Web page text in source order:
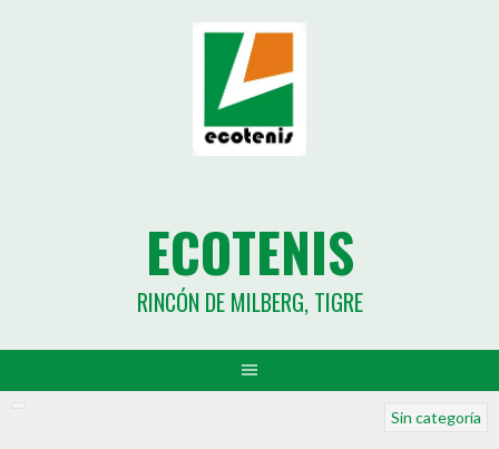
ECOTENIS
RINCÓN DE MILBERG, TIGRE
Sin categoría